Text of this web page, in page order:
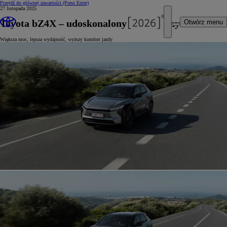
Przejdź do głównej zawartości (Press Enter)
Otwórz menu
27 listopada 2025
Toyota bZ4X – udoskonalony elektryczny SUV
Większa moc, lepsza wydajność, wyższy komfort jazdy